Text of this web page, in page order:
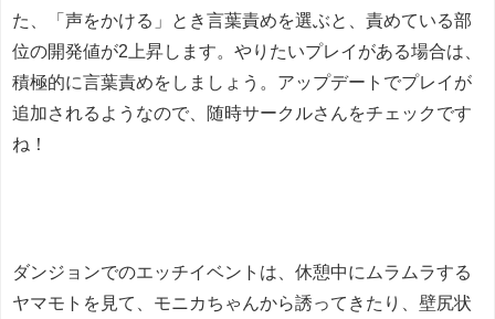
た、「声をかける」とき言葉責めを選ぶと、責めている部
位の開発値が2上昇します。やりたいプレイがある場合は、
積極的に言葉責めをしましょう。アップデートでプレイが
追加されるようなので、随時サークルさんをチェックです
ね！
ダンジョンでのエッチイベントは、休憩中にムラムラする
ヤマモトを見て、モニカちゃんから誘ってきたり、壁尻状